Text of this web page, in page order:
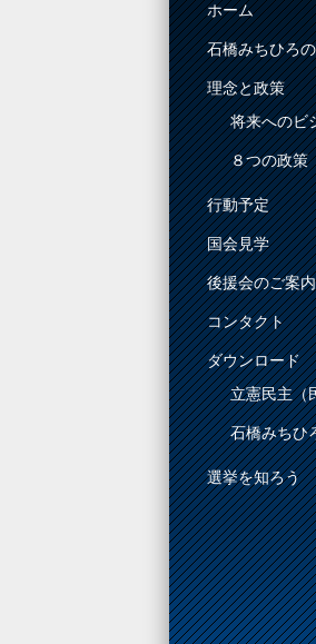
ホーム
石橋みちひろ
理念と政策
将来へのビ
８つの政策
行動予定
国会見学
後援会のご案内
コンタクト
ダウンロード
立憲民主（
石橋みちひ
選挙を知ろう